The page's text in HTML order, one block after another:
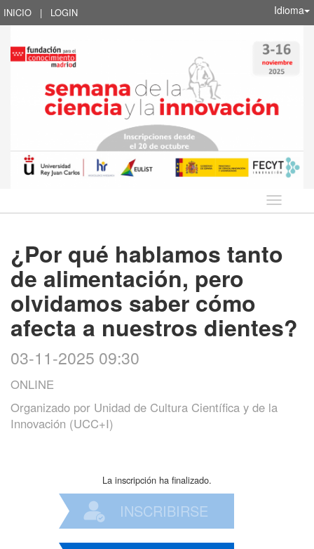
INICIO | LOGIN Idioma
Idioma
¿Por qué hablamos tanto
de alimentación, pero
olvidamos saber cómo
afecta a nuestros dientes?
03-11-2025 09:30
ONLINE
Organizado por Unidad de Cultura Científica y de la
Innovación (UCC+I)
La inscripción ha finalizado.
INSCRIBIRSE